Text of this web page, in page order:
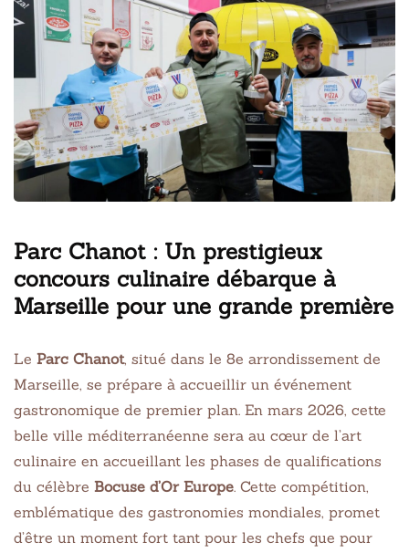
Parc Chanot : Un prestigieux
concours culinaire débarque à
Marseille pour une grande première
Le Parc Chanot, situé dans le 8e arrondissement de
Marseille, se prépare à accueillir un événement
gastronomique de premier plan. En mars 2026, cette
belle ville méditerranéenne sera au cœur de l’art
culinaire en accueillant les phases de qualifications
du célèbre Bocuse d’Or Europe. Cette compétition,
emblématique des gastronomies mondiales, promet
d’être un moment fort tant pour les chefs que pour